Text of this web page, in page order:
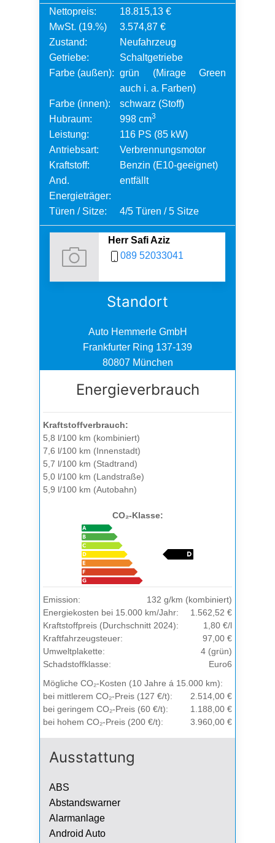
Nettopreis:
18.815,13 €
MwSt. (19.%)
3.574,87 €
Zustand:
Neufahrzeug
Getriebe:
Schaltgetriebe
Farbe (außen): grün (Mirage Green
auch i. a. Farben)
Farbe (innen):
schwarz (Stoff)
Hubraum:
998 cm3
Leistung:
116 PS (85 kW)
Antriebsart:
Verbrennungsmotor
Kraftstoff:
Benzin (E10-geeignet)
And.
Energieträger:
entfällt
Türen / Sitze: 4/5 Türen / 5 Sitze
Herr Safi Aziz
089 52033041
Standort
Auto Hemmerle GmbH
Frankfurter Ring 137-139
80807 München
Energieverbrauch
Kraftstoffverbrauch:
5,8 l/100 km (kombiniert)
7,6 l/100 km (Innenstadt)
5,7 l/100 km (Stadtrand)
5,0 l/100 km (Landstraße)
5,9 l/100 km (Autobahn)
CO₂-Klasse:
Emission:
132 g/km (kombiniert)
Energiekosten bei 15.000 km/Jahr:
1.562,52 €
Kraftstoffpreis (Durchschnitt 2024):
1,80 €/l
Kraftfahrzeugsteuer:
97,00 €
Umweltplakette:
4 (grün)
Schadstoffklasse:
Euro6
Mögliche CO₂-Kosten (10 Jahre á 15.000 km):
bei mittlerem CO₂-Preis (127 €/t):
2.514,00 €
bei geringem CO₂-Preis (60 €/t):
1.188,00 €
bei hohem CO₂-Preis (200 €/t):
3.960,00 €
Ausstattung
ABS
Abstandswarner
Alarmanlage
Android Auto